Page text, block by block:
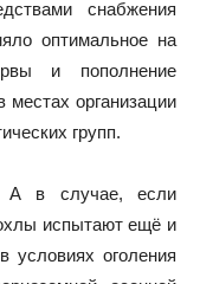
снабжения
оптимальное на
и пополнение
местах организации
групп.
А в случае, если
испытают ещё и
условиях оголения